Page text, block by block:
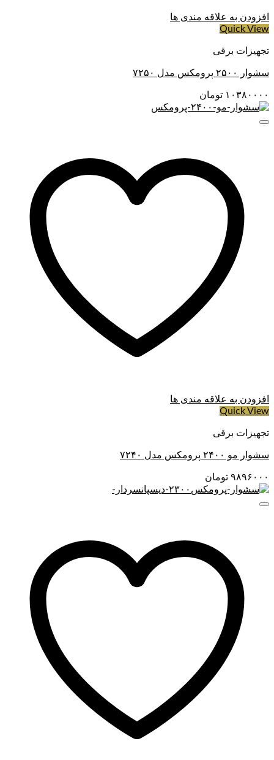
افزودن به علاقه مندی ها
Quick View
تجهیزات برقی
سشوار ۲۵۰۰ پرومکس مدل ۷۲۵۰
۱۰۳۸۰۰۰۰ تومان
افزودن به علاقه مندی ها
Quick View
تجهیزات برقی
سشوار مو ۲۴۰۰ پرومکس مدل ۷۲۴۰
۹۸۹۶۰۰۰ تومان